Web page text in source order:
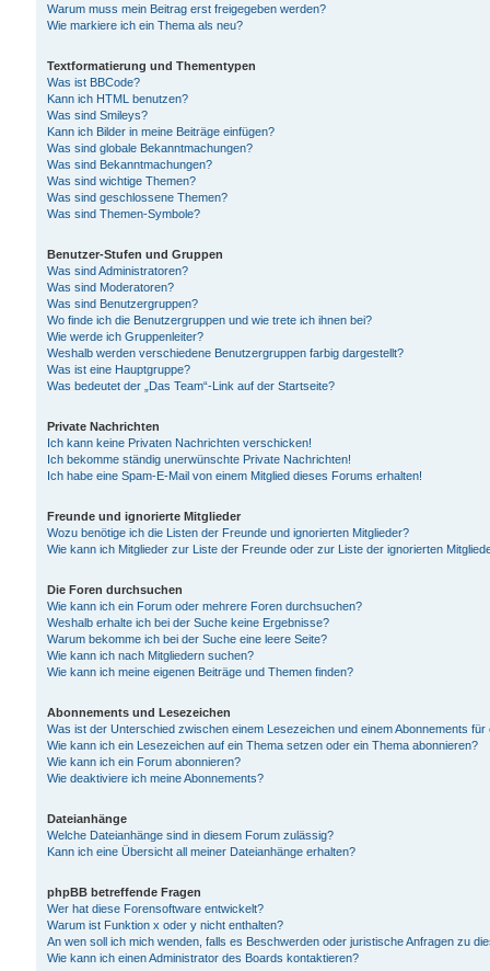
Warum muss mein Beitrag erst freigegeben werden?
Wie markiere ich ein Thema als neu?
Textformatierung und Thementypen
Was ist BBCode?
Kann ich HTML benutzen?
Was sind Smileys?
Kann ich Bilder in meine Beiträge einfügen?
Was sind globale Bekanntmachungen?
Was sind Bekanntmachungen?
Was sind wichtige Themen?
Was sind geschlossene Themen?
Was sind Themen-Symbole?
Benutzer-Stufen und Gruppen
Was sind Administratoren?
Was sind Moderatoren?
Was sind Benutzergruppen?
Wo finde ich die Benutzergruppen und wie trete ich ihnen bei?
Wie werde ich Gruppenleiter?
Weshalb werden verschiedene Benutzergruppen farbig dargestellt?
Was ist eine Hauptgruppe?
Was bedeutet der „Das Team“-Link auf der Startseite?
Private Nachrichten
Ich kann keine Privaten Nachrichten verschicken!
Ich bekomme ständig unerwünschte Private Nachrichten!
Ich habe eine Spam-E-Mail von einem Mitglied dieses Forums erhalten!
Freunde und ignorierte Mitglieder
Wozu benötige ich die Listen der Freunde und ignorierten Mitglieder?
Wie kann ich Mitglieder zur Liste der Freunde oder zur Liste der ignorierten
Die Foren durchsuchen
Wie kann ich ein Forum oder mehrere Foren durchsuchen?
Weshalb erhalte ich bei der Suche keine Ergebnisse?
Warum bekomme ich bei der Suche eine leere Seite?
Wie kann ich nach Mitgliedern suchen?
Wie kann ich meine eigenen Beiträge und Themen finden?
Abonnements und Lesezeichen
Was ist der Unterschied zwischen einem Lesezeichen und einem Abonnements
Wie kann ich ein Lesezeichen auf ein Thema setzen oder ein Thema abonnieren?
Wie kann ich ein Forum abonnieren?
Wie deaktiviere ich meine Abonnements?
Dateianhänge
Welche Dateianhänge sind in diesem Forum zulässig?
Kann ich eine Übersicht all meiner Dateianhänge erhalten?
phpBB betreffende Fragen
Wer hat diese Forensoftware entwickelt?
Warum ist Funktion x oder y nicht enthalten?
An wen soll ich mich wenden, falls es Beschwerden oder juristische Anfragen zu
Wie kann ich einen Administrator des Boards kontaktieren?